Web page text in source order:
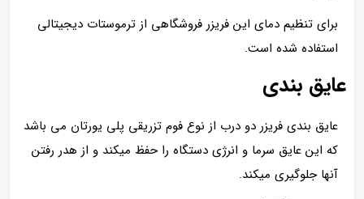
برای تنظیم دمای این فریزر فروشگاهی از ترموستات دیجیتالی
استفاده شده است.
عایق بندی
عایق بندی فریزر دو درب از نوع فوم تزریقی پلی یورتان می باشد
که این عایق سرما و انرژی دستگاه را حفظ میکند و از هدر رفتن
آنها جلوگیری میکند.